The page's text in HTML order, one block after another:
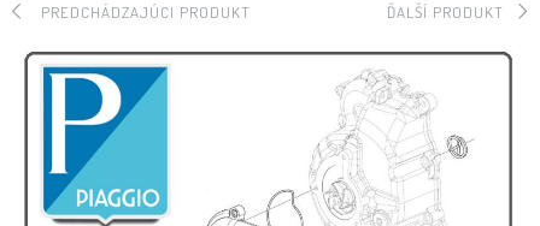
PREDCHÁDZAJÚCI PRODUKT ĎALŠÍ PRODUKT